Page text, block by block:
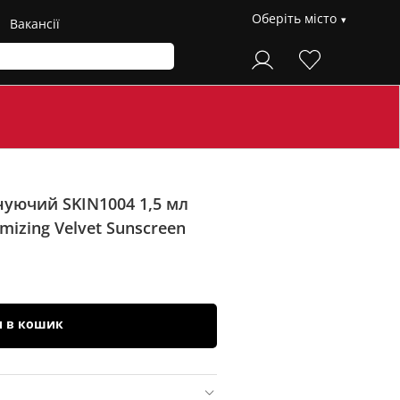
Вакансії Оберіть місто
SKIN1004 1,5 мл
Velvet Sunscreen
в кошик